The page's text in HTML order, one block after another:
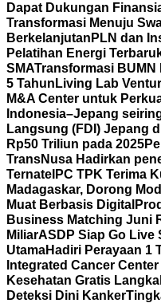
Dapat Dukungan
Transformasi Menuju
Berkelanjutan PLN dan
Pelatihan Energi
SMATransformasi
5 Tahun Living Lab
M&A Center untuk
Indonesia–Jepang
Langsung (FDI) Jepang
Rp50 Triliun pada 2025
TransNusa Hadirkan
Ternate IPC TPK Terima
Madagaskar, Dorong
Muat Berbasis Digital
Business Matching Juni
MiliarASDP Siap Go Live
UtamaHadiri Perayaan 1
Integrated Cancer
Kesehatan Gratis
Deteksi Dini Kanker